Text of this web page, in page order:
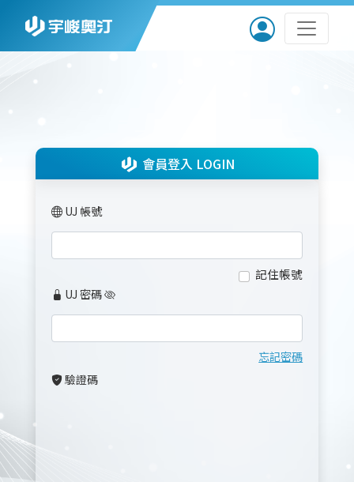
會員登入 LOGIN
UJ 帳號
記住帳號
UJ 密碼
忘記密碼
驗證碼